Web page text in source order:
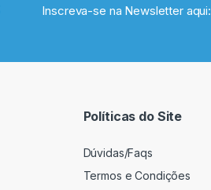
Inscreva-se na Newsletter aqui:
Políticas do Site
Dúvidas/Faqs
Termos e Condições